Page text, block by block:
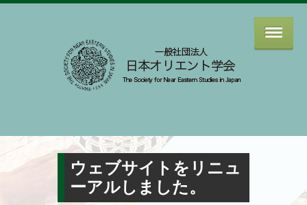
ウェブサイトをリニュ
ーアルしました。